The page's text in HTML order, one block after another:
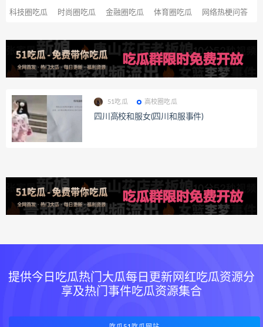
科技圈吃瓜 时尚圈吃瓜 金融圈吃瓜 体育圈吃瓜 网络热梗问答
51吃瓜 高校圈吃瓜
四川高校和服女(四川和服事件)
提供今日吃瓜热门大瓜每日更新网红吃瓜资源分
享及热门事件吃瓜资源集合